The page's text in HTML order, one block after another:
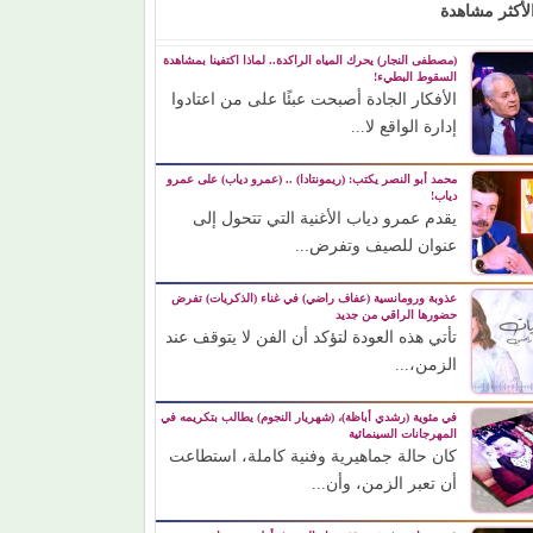
الأكثر مشاهدة
(مصطفى النجار) يحرك المياه الراكدة.. لماذا اكتفينا بمشاهدة
السقوط البطيء!
الأفكار الجادة أصبحت عبئًا على من اعتادوا
إدارة الواقع لا...
محمد أبو النصر يكتب: (ريمونتادا) .. (عمرو دياب) على عمرو
دياب!
يقدم عمرو دياب الأغنية التي تتحول إلى
عنوان للصيف وتفرض...
عذوبة ورومانسية (عفاف راضي) في غناء (الذكريات) تفرض
حضورها الراقي من جديد
تأتي هذه العودة لتؤكد أن الفن لا يتوقف عند
الزمن،...
في مئوية (رشدي أباظة)، (شهريار النجوم) يطالب بتكريمه في
المهرجانات السينمائية
كان حالة جماهيرية وفنية كاملة، استطاعت
أن تعبر الزمن، وأن...